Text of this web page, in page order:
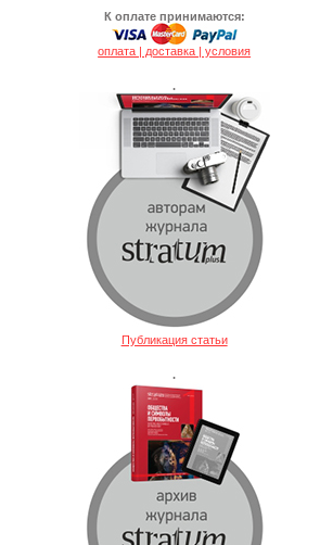
К оплате принимаются:
оплата | доставка | условия
.
Публикация статьи
.